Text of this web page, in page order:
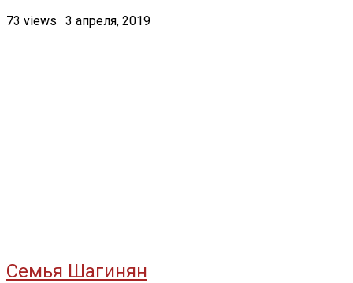
73 views · 3 апреля, 2019
Семья Шагинян